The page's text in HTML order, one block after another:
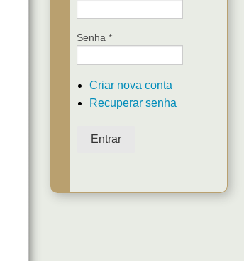
Senha *
Criar nova conta
Recuperar senha
Entrar